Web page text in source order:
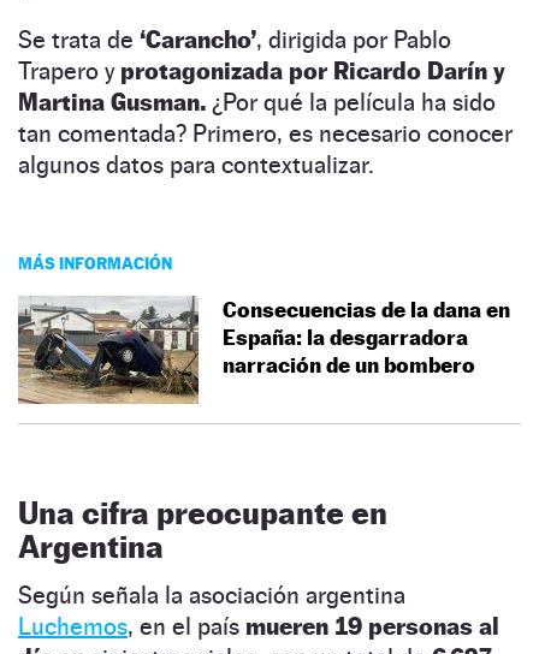
Se trata de ‘Carancho’, dirigida por Pablo
Trapero y protagonizada por Ricardo Darín y
Martina Gusman. ¿Por qué la película ha sido
tan comentada? Primero, es necesario conocer
algunos datos para contextualizar.
MÁS INFORMACIÓN
Consecuencias de la dana en
España: la desgarradora
narración de un bombero
Una cifra preocupante en
Argentina
Según señala la asociación argentina
Luchemos, en el país mueren 19 personas al